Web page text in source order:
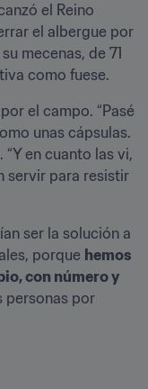
el Reino
el albergue por
mecenas, de 71
como fuese.
el campo. “Pasé
unas cápsulas.
“Y en cuanto las vi,
servir para resistir
ser la solución a
porque hemos
con número y
personas por